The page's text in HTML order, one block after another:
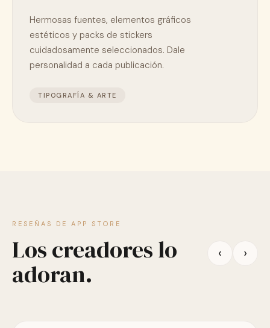
Hermosas fuentes, elementos gráficos
estéticos y packs de stickers
cuidadosamente seleccionados. Dale
personalidad a cada publicación.
TIPOGRAFÍA & ARTE
RESEÑAS DE APP STORE
Los creadores lo
adoran.
‹ ›